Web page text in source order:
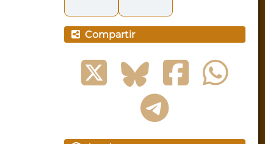
Compartir